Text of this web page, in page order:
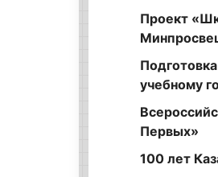
Проект
учебному
Первых»
100 лет